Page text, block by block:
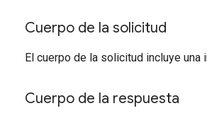
Cuerpo de la solicitud
El cuerpo de la solicitud incluye una
Cuerpo de la respuesta